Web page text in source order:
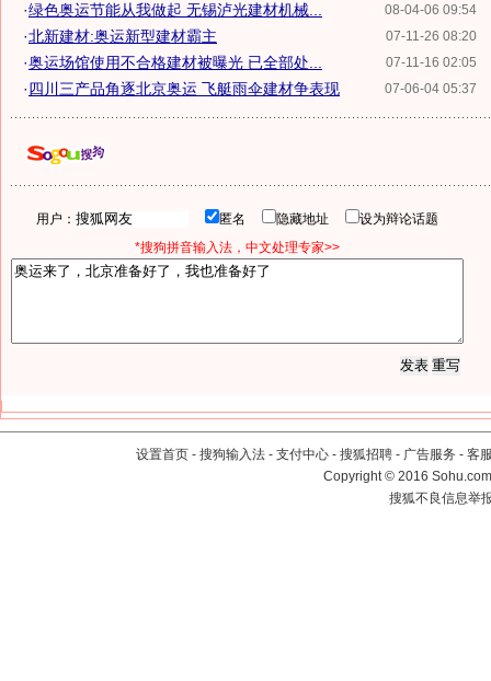
08-04-06 09:54
·绿色奥运节能从我做起 无锡泸光建材机械...
07-11-26 08:20
·北新建材:奥运新型建材霸主
07-11-16 02:05
·奥运场馆使用不合格建材被曝光 已全部处...
07-06-04 05:37
·四川三产品角逐北京奥运 飞艇雨伞建材争表现
用户： 匿名 隐藏地址
设为辩论话题
*搜狗拼音输入法，中文处理专家>>
设置首页 - 搜狗输入法 - 支付中心 - 搜狐招聘 - 广告服务 - 客
Copyright©2016
搜狐不良信息举